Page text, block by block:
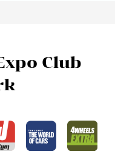
Club